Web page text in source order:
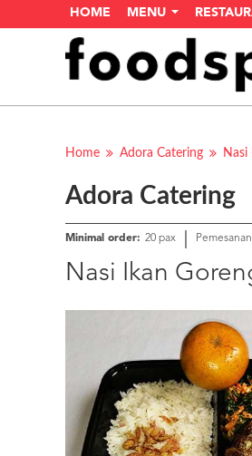
HOME MENU
Home Adora Catering Nasi
Adora Catering
Minimal order: 20 pax
Nasi Ikan